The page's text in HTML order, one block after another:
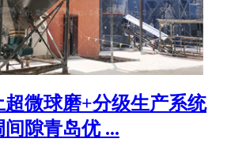
微球磨+分级生产系统
隙青岛优 ...